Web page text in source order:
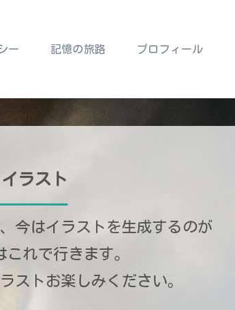
ー 記憶の旅路 プロフィール
ラスト
今はイラストを生成するのが
れで行きます。
トお楽しみください。